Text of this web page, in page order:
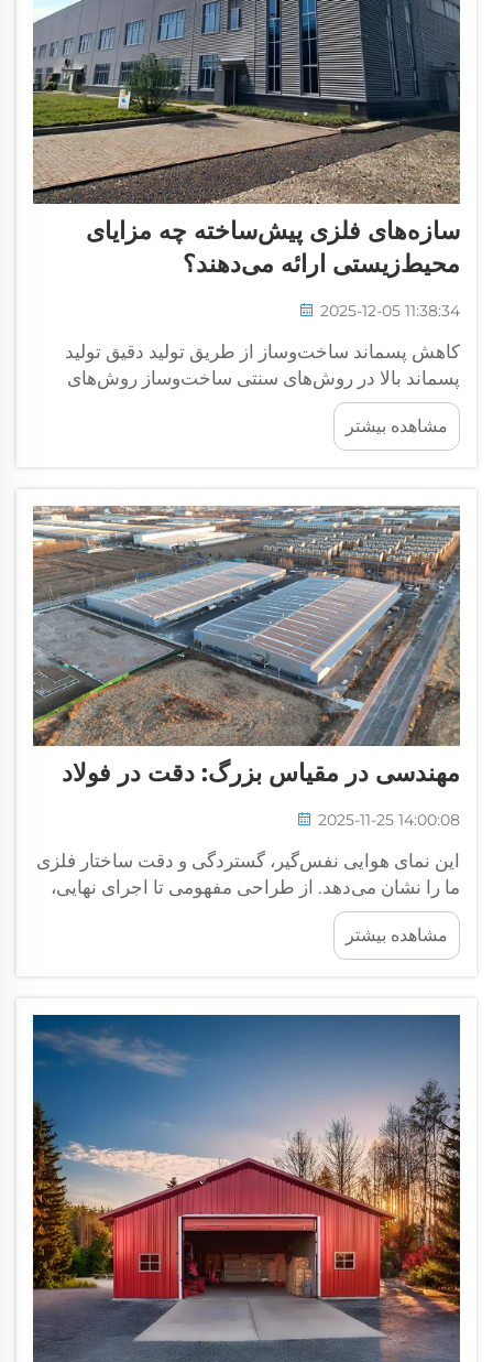
سازه‌های فلزی پیش‌ساخته چه مزایای
محیط‌زیستی ارائه می‌دهند؟
2025-12-05 11:38:34
کاهش پسماند ساخت‌وساز از طریق تولید دقیق تولید
پسماند بالا در روش‌های سنتی ساخت‌وساز روش‌های
سنتی ساخت‌وساز حجم چشمگیری پسماند تولید می‌کنند
— تا ۳۰ درصد از مواد به محل‌های دفن زباله منتقل
می‌شوند طبق ...
مشاهده بیشتر
مهندسی در مقیاس بزرگ: دقت در فولاد
2025-11-25 14:00:08
این نمای هوایی نفس‌گیر، گستردگی و دقت ساختار فلزی
ما را نشان می‌دهد. از طراحی مفهومی تا اجرای نهایی،
هر تیر و پیچ با استانداردهای دقیق قرار داده شده است و
استحکام سازه‌ای را برای پروژه‌های صنعتی بزرگ تضمین
می‌کند.
مشاهده بیشتر